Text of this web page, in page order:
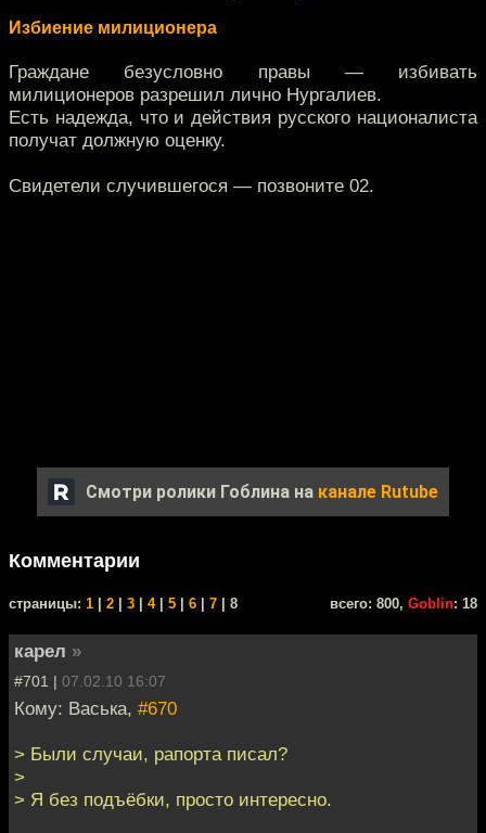
Избиение милиционера
Граждане безусловно правы — избивать
милиционеров разрешил лично Нургалиев.
Есть надежда, что и действия русского националиста
получат должную оценку.
Свидетели случившегося — позвоните 02.
Смотри ролики Гоблина на канале Rutube
Комментарии
cтраницы: 1 2 3 4| 5 6 7 | 8 всего: 800, Goblin: 18
карел »
#701 | 07.02.10 16:07
Кому: Васька, #670
> Были случаи, рапорта писал?
>
> Я без подъёбки, просто интересно.